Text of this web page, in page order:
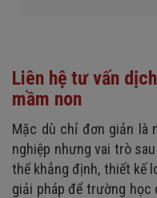
Liên hệ tư vấn
mầm non
Mặc dù chỉ đơn giản là
nghiệp nhưng vai trò
thể khẳng định, thiết kế
giải pháp để trường học